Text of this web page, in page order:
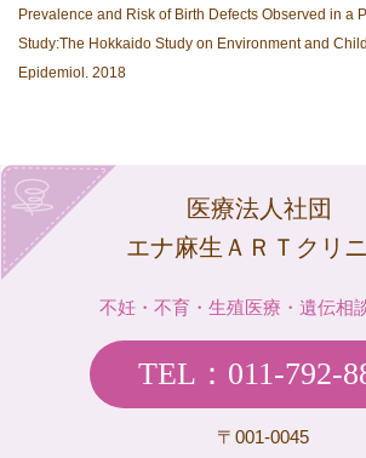
Prevalence and Risk of Birth Defects Observed in a
Study:The Hokkaido Study on Environment and
Epidemiol. 2018
医療法人社団
エナ麻生ＡＲＴクリ
不妊・不育・生殖医療・遺伝相
TEL：011-792-
〒001-0045